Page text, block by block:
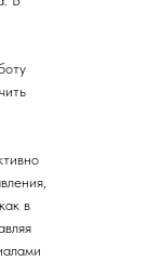
в